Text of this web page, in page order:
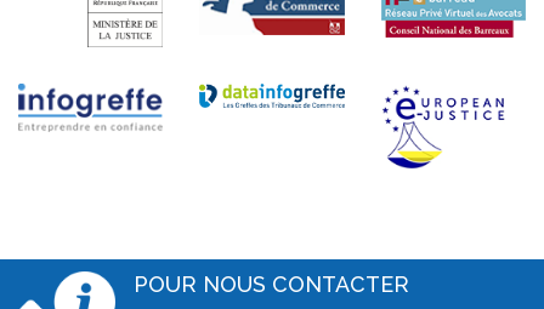
POUR NOUS CONTACTER